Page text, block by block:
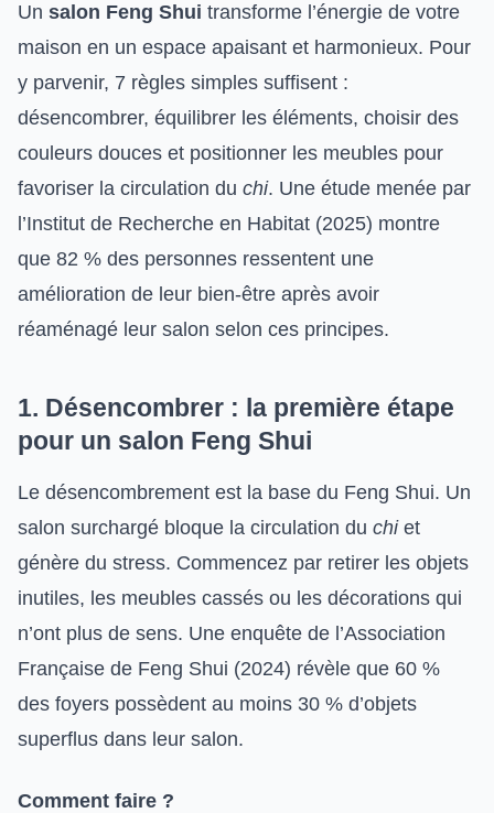
Un salon Feng Shui transforme l’énergie de votre
maison en un espace apaisant et harmonieux. Pour
y parvenir, 7 règles simples suffisent :
désencombrer, équilibrer les éléments, choisir des
couleurs douces et positionner les meubles pour
favoriser la circulation du chi. Une étude menée par
l’Institut de Recherche en Habitat (2025) montre
que 82 % des personnes ressentent une
amélioration de leur bien-être après avoir
réaménagé leur salon selon ces principes.
1. Désencombrer : la première étape
pour un salon Feng Shui
Le désencombrement est la base du Feng Shui. Un
salon surchargé bloque la circulation du chiet
génère du stress. Commencez par retirer les objets
inutiles, les meubles cassés ou les décorations qui
n’ont plus de sens. Une enquête de l’Association
Française de Feng Shui (2024) révèle que 60 %
des foyers possèdent au moins 30 % d’objets
superflus dans leur salon.
Comment faire ?